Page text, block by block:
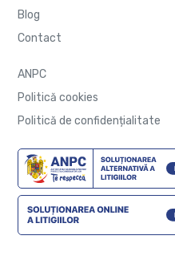
Blog
Contact
ANPC
Politică cookies
Politică de confidențialitate